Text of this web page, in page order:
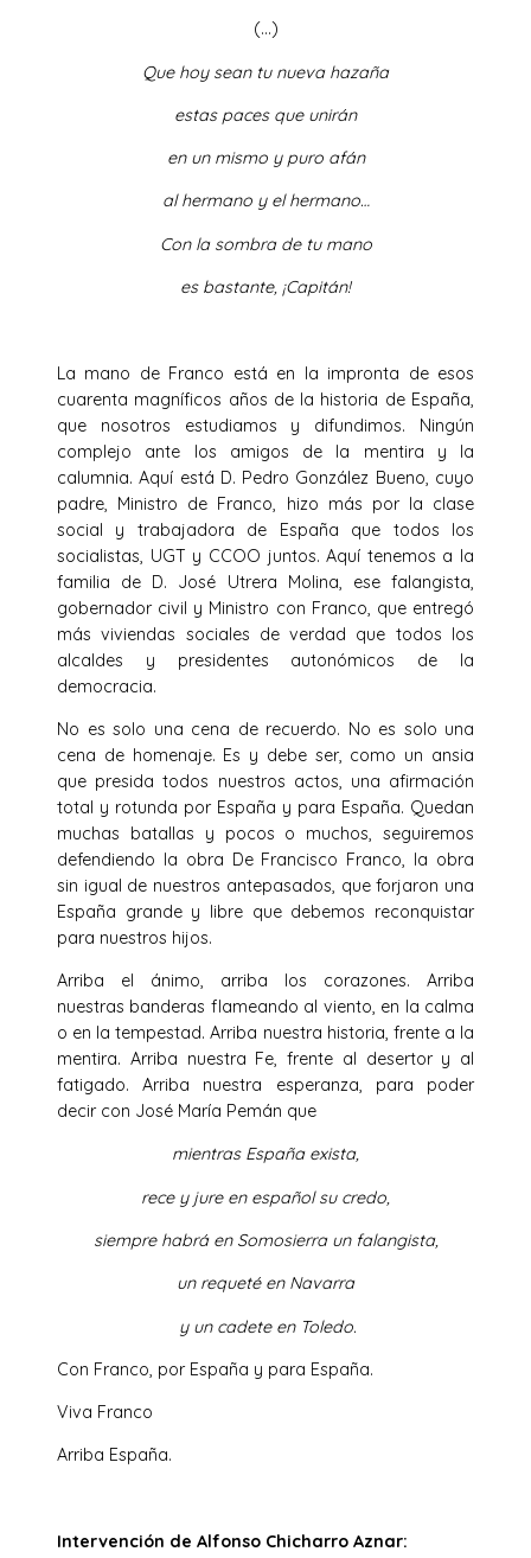
(…)
Que hoy sean tu nueva hazaña
estas paces que unirán
en un mismo y puro afán
al hermano y el hermano…
Con la sombra de tu mano
es bastante, ¡Capitán!
La mano de Franco está en la impronta de esos
cuarenta magníficos años de la historia de España,
que nosotros estudiamos y difundimos. Ningún
complejo ante los amigos de la mentira y la
calumnia. Aquí está D. Pedro González Bueno, cuyo
padre, Ministro de Franco, hizo más por la clase
social y trabajadora de España que todos los
socialistas, UGT y CCOO juntos. Aquí tenemos a la
familia de D. José Utrera Molina, ese falangista,
gobernador civil y Ministro con Franco, que entregó
más viviendas sociales de verdad que todos los
alcaldes y presidentes autonómicos de la
democracia.
No es solo una cena de recuerdo. No es solo una
cena de homenaje. Es y debe ser, como un ansia
que presida todos nuestros actos, una afirmación
total y rotunda por España y para España. Quedan
muchas batallas y pocos o muchos, seguiremos
defendiendo la obra De Francisco Franco, la obra
sin igual de nuestros antepasados, que forjaron una
España grande y libre que debemos reconquistar
para nuestros hijos.
Arriba el ánimo, arriba los corazones. Arriba
nuestras banderas flameando al viento, en la calma
o en la tempestad. Arriba nuestra historia, frente a la
mentira. Arriba nuestra Fe, frente al desertor y al
fatigado. Arriba nuestra esperanza, para poder
decir con José María Pemán que
mientras España exista,
rece y jure en español su credo,
siempre habrá en Somosierra un falangista,
un requeté en Navarra
y un cadete en Toledo.
Con Franco, por España y para España.
Viva Franco
Arriba España.
Intervención de Alfonso Chicharro Aznar: